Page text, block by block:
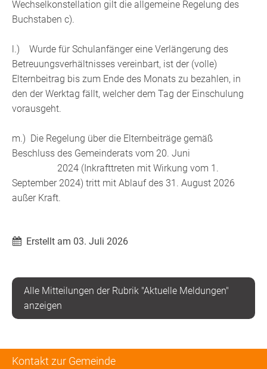
Kontakt zur Gemeinde
Wechselkonstellation gilt die allgemeine Regelung des
Buchstaben c).
l.) Wurde für Schulanfänger eine Verlängerung des
Betreuungsverhältnisses vereinbart, ist der (volle)
Elternbeitrag bis zum Ende des Monats zu bezahlen, in
den der Werktag fällt, welcher dem Tag der Einschulung
vorausgeht.
m.) Die Regelung über die Elternbeiträge gemäß
Beschluss des Gemeinderats vom 20. Juni
2024 (Inkrafttreten mit Wirkung vom 1.
September 2024) tritt mit Ablauf des 31. August 2026
außer Kraft.
Erstellt am 03. Juli 2026
Alle Mitteilungen der Rubrik "Aktuelle Meldungen"
anzeigen